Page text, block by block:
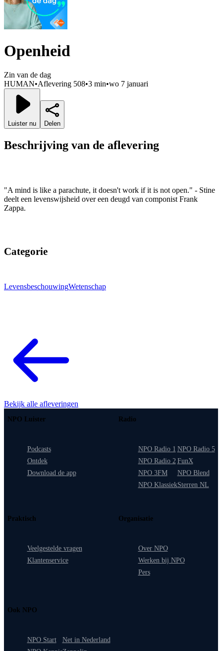
Openheid
Zin van de dag
HUMAN•Aflevering 508•3 min•wo 7 januari
Luister nu Delen
Beschrijving van de aflevering
"A mind is like a parachute, it doesn't work if it is not open." - Stine
deelt een levenswijsheid over een deugd van componist Frank
Zappa.
Categorie
LevensbeschouwingWetenschap
Bekijk alle afleveringen
NPO Luister
Podcasts
Ontdek
Download de app
Radio
NPO Radio 1
NPO Radio 2
NPO 3FM
NPO Klassiek
NPO Radio 5
FunX
NPO Blend
Sterren NL
Praktisch
Veelgestelde vragen
Klantenservice
Organisatie
Over NPO
Werken bij NPO
Pers
Ook NPO
NPO Start
Net in Nederland